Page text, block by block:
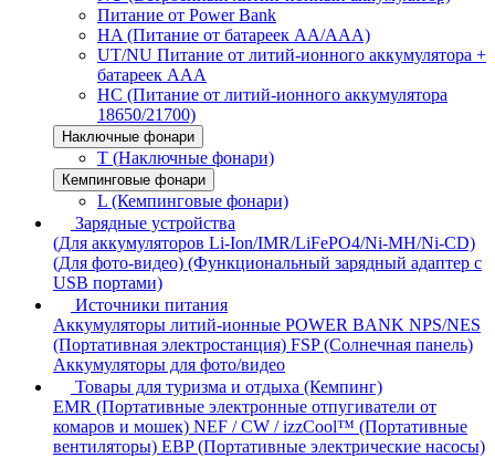
Питание от Power Bank
HA (Питание от батареек AA/AAA)
UT/NU Питание от литий-ионного аккумулятора +
батареек AAA
HC (Питание от литий-ионного аккумулятора
18650/21700)
Наключные фонари
T (Наключные фонари)
Кемпинговые фонари
L (Кемпинговые фонари)
Зарядные устройства
(Для аккумуляторов Li-Ion/IMR/LiFePO4/Ni-MH/Ni-CD)
(Для фото-видео) (Функциональный зарядный адаптер с
USB портами)
Источники питания
Аккумуляторы литий-ионные POWER BANK NPS/NES
(Портативная электростанция) FSP (Солнечная панель)
Аккумуляторы для фото/видео
Товары для туризма и отдыха (Кемпинг)
EMR (Портативные электронные отпугиватели от
комаров и мошек) NEF / CW / izzCool™ (Портативные
вентиляторы) EBP (Портативные электрические насосы)